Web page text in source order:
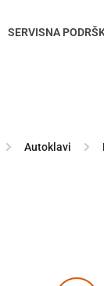
SERVISNA
Autoklavi